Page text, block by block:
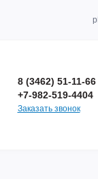
р
8 (3462) 51-11-66
+7-982-519-4404
Заказать звонок